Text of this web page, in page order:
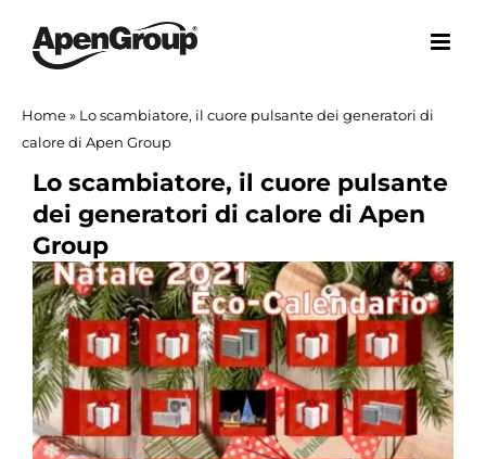
contenuto
Home» Lo scambiatore, il cuore pulsante dei generatori di
calore di Apen Group
Lo scambiatore, il cuore pulsante
dei generatori di calore di Apen
Group
Ingrandisci
immagine